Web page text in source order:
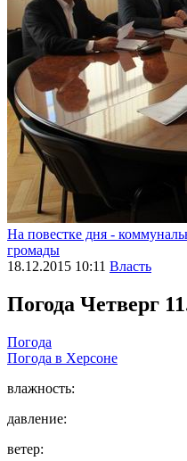
На повестке дня -
громады
18.12.2015 10:11 Власть
Погода Четверг
Погода
Погода в Херсоне
влажность:
давление:
ветер: